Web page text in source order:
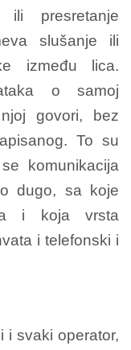
presretanje
slušanje ili
između lica.
o samoj
govori, bez
To su
komunikacija
dugo, sa koje
i koja vrsta
i telefonski i
i svaki operator,